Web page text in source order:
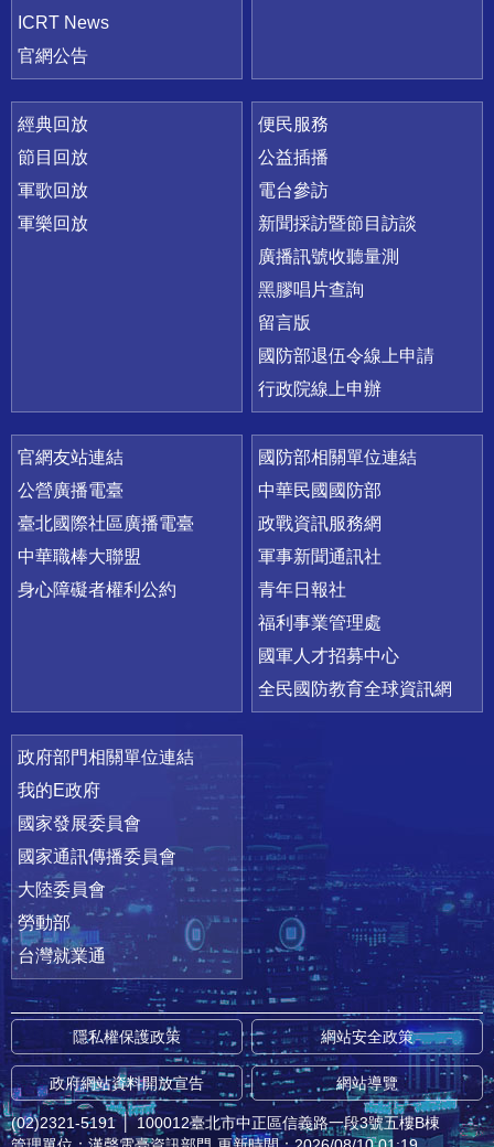
ICRT News
官網公告
經典回放
節目回放
軍歌回放
軍樂回放
便民服務
公益插播
電台參訪
新聞採訪暨節目訪談
廣播訊號收聽量測
黑膠唱片查詢
留言版
國防部退伍令線上申請
行政院線上申辦
官網友站連結
公營廣播電臺
臺北國際社區廣播電臺
中華職棒大聯盟
身心障礙者權利公約
國防部相關單位連結
中華民國國防部
政戰資訊服務網
軍事新聞通訊社
青年日報社
福利事業管理處
國軍人才招募中心
全民國防教育全球資訊網
政府部門相關單位連結
我的E政府
國家發展委員會
國家通訊傳播委員會
大陸委員會
勞動部
台灣就業通
隱私權保護政策 網站安全政策
政府網站資料開放宣告 網站導覽
(02)2321-5191 │ 100012臺北市中正區信義路一段3號五樓B棟